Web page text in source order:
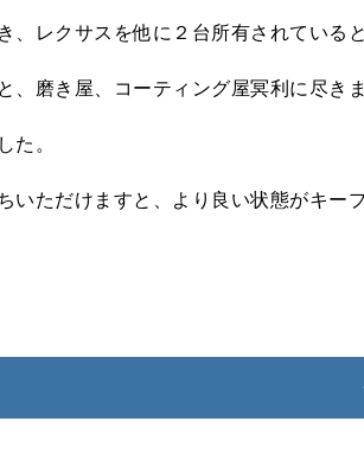
、レクサスを他に２台所有されている
、磨き屋、コーティング屋冥利に尽きま
。
いただけますと、より良い状態がキー